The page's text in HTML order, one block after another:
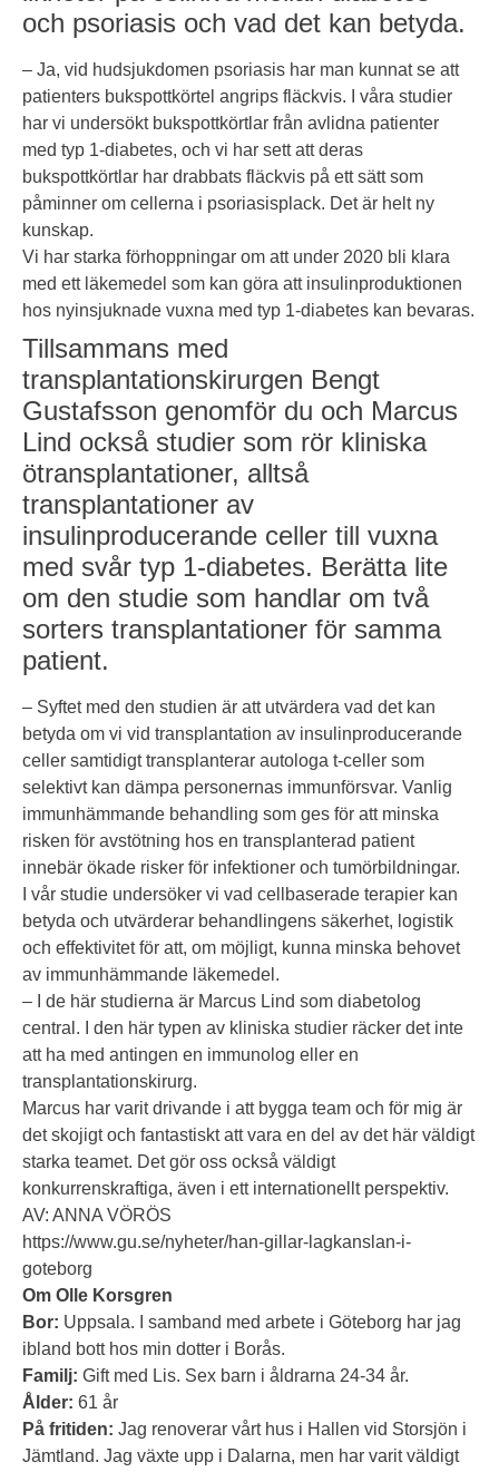
och psoriasis och vad det kan betyda.
– Ja, vid hudsjukdomen psoriasis har man kunnat se att
patienters bukspottkörtel angrips fläckvis. I våra studier
har vi undersökt bukspottkörtlar från avlidna patienter
med typ 1-diabetes, och vi har sett att deras
bukspottkörtlar har drabbats fläckvis på ett sätt som
påminner om cellerna i psoriasisplack. Det är helt ny
kunskap.
Vi har starka förhoppningar om att under 2020 bli klara
med ett läkemedel som kan göra att insulinproduktionen
hos nyinsjuknade vuxna med typ 1-diabetes kan bevaras.
Tillsammans med
transplantationskirurgen Bengt
Gustafsson genomför du och Marcus
Lind också studier som rör kliniska
ötransplantationer, alltså
transplantationer av
insulinproducerande celler till vuxna
med svår typ 1-diabetes. Berätta lite
om den studie som handlar om två
sorters transplantationer för samma
patient.
– Syftet med den studien är att utvärdera vad det kan
betyda om vi vid transplantation av insulinproducerande
celler samtidigt transplanterar autologa t-celler som
selektivt kan dämpa personernas immunförsvar. Vanlig
immunhämmande behandling som ges för att minska
risken för avstötning hos en transplanterad patient
innebär ökade risker för infektioner och tumörbildningar.
I vår studie undersöker vi vad cellbaserade terapier kan
betyda och utvärderar behandlingens säkerhet, logistik
och effektivitet för att, om möjligt, kunna minska behovet
av immunhämmande läkemedel.
– I de här studierna är Marcus Lind som diabetolog
central. I den här typen av kliniska studier räcker det inte
att ha med antingen en immunolog eller en
transplantationskirurg.
Marcus har varit drivande i att bygga team och för mig är
det skojigt och fantastiskt att vara en del av det här väldigt
starka teamet. Det gör oss också väldigt
konkurrenskraftiga, även i ett internationellt perspektiv.
AV: ANNA VÖRÖS
https://www.gu.se/nyheter/han-gillar-lagkanslan-i-
goteborg
Om Olle Korsgren
Bor: Uppsala. I samband med arbete i Göteborg har jag
ibland bott hos min dotter i Borås.
Familj: Gift med Lis. Sex barn i åldrarna 24-34 år.
Ålder: 61 år
På fritiden: Jag renoverar vårt hus i Hallen vid Storsjön i
Jämtland. Jag växte upp i Dalarna, men har varit väldigt